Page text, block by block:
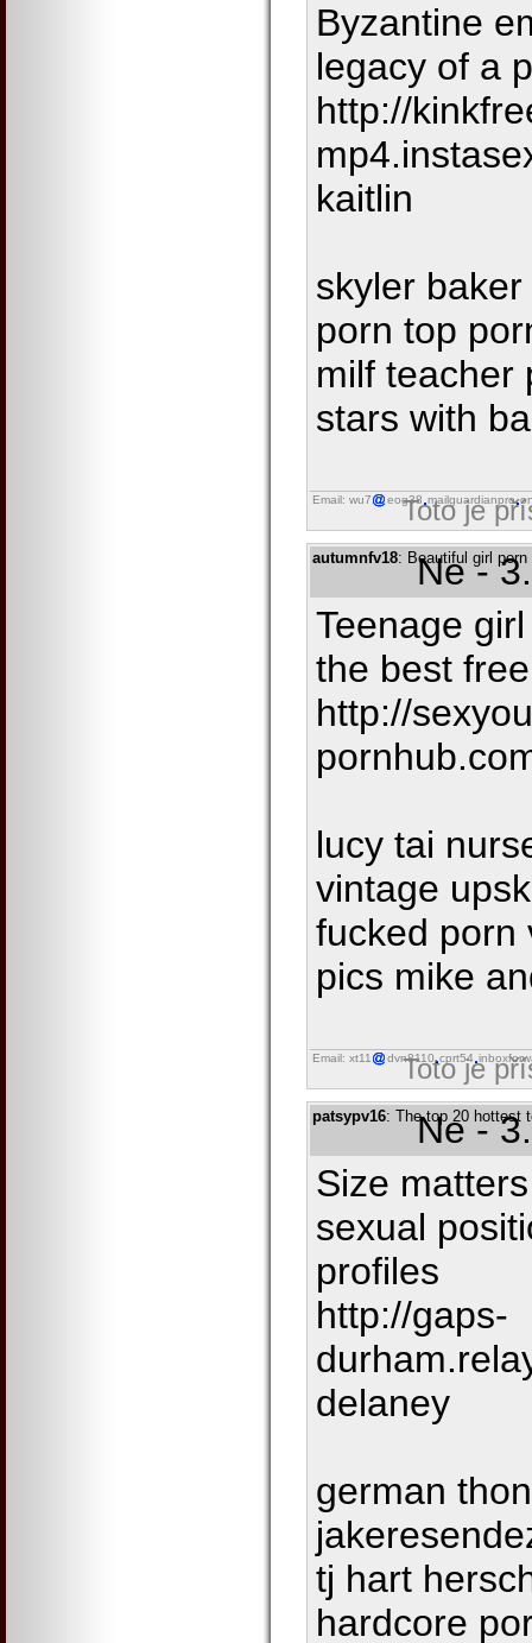
Byzantine
legacy of a
http://
kaitlin
skyler
porn top
milf teacher
stars with
Email: wu7 eog38 mailguardianpro
Toto je
autumnfv18: Beautiful girl
Ne -
Teenage
the best
http://
lucy tai
vintage
fucked porn
pics mike
Email: xt11 dvn8110 cprt54
Toto je
patsypv16: The top 20 hottest
Ne -
Size
sexual
profiles
http://gaps-
delaney
german
tj hart
hardcore